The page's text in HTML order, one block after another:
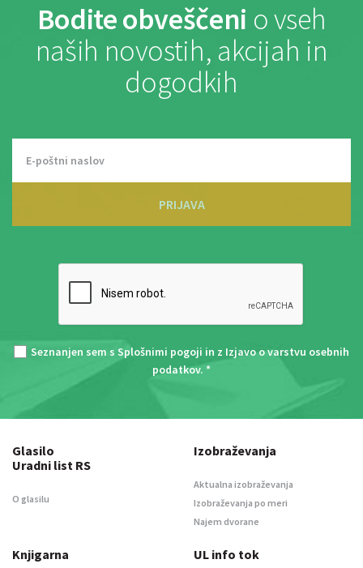
Bodite obveščeni o vseh
naših novostih, akcijah in
dogodkih
PRIJAVA
Seznanjen sem s Splošnimi pogoji in z Izjavo o varstvu osebnih
podatkov. *
Glasilo
Uradni list RS
O glasilu
Izobraževanja
Aktualna izobraževanja
Izobraževanja po meri
Najem dvorane
Knjigarna UL info tok